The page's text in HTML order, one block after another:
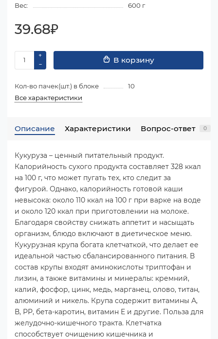
Вес:
600 г
39.68₽
В корзину
Кол-во пачек(шт.) в блоке
10
Все характеристики
Описание Характеристики Вопрос-ответ 0
Кукуруза – ценный питательный продукт.
Калорийность сухого продукта составляет 328 ккал
на 100 г, что может пугать тех, кто следит за
фигурой. Однако, калорийность готовой каши
невысока: около 110 ккал на 100 г при варке на воде
и около 120 ккал при приготовлении на молоке.
Благодаря свойству снижать аппетит и насыщать
организм, блюдо включают в диетическое меню.
Кукурузная крупа богата клетчаткой, что делает ее
идеальной частью сбалансированного питания. В
состав крупы входят аминокислоты триптофан и
лизин, а также витамины и минералы: кремний,
калий, фосфор, цинк, медь, марганец, олово, титан,
алюминий и никель. Крупа содержит витамины А,
В, РР, бета-каротин, витамин Е и другие. Польза для
желудочно-кишечного тракта. Клетчатка
способствует очищению кишечника и